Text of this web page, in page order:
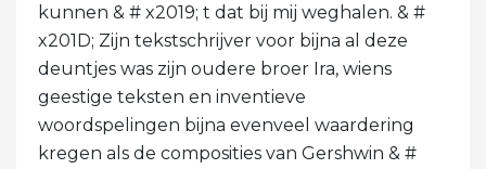
kunnen & # x2019; t dat bij mij weghalen. & #
x201D; Zijn tekstschrijver voor bijna al deze
deuntjes was zijn oudere broer Ira, wiens
geestige teksten en inventieve
woordspelingen bijna evenveel waardering
kregen als de composities van Gershwin & #